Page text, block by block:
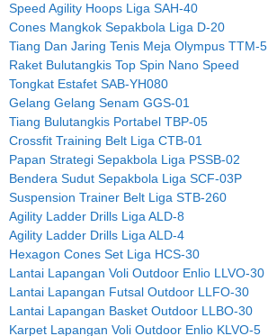
Speed Agility Hoops Liga SAH-40
Cones Mangkok Sepakbola Liga D-20
Tiang Dan Jaring Tenis Meja Olympus TTM-5
Raket Bulutangkis Top Spin Nano Speed
Tongkat Estafet SAB-YH080
Gelang Gelang Senam GGS-01
Tiang Bulutangkis Portabel TBP-05
Crossfit Training Belt Liga CTB-01
Papan Strategi Sepakbola Liga PSSB-02
Bendera Sudut Sepakbola Liga SCF-03P
Suspension Trainer Belt Liga STB-260
Agility Ladder Drills Liga ALD-8
Agility Ladder Drills Liga ALD-4
Hexagon Cones Set Liga HCS-30
Lantai Lapangan Voli Outdoor Enlio LLVO-30
Lantai Lapangan Futsal Outdoor LLFO-30
Lantai Lapangan Basket Outdoor LLBO-30
Karpet Lapangan Voli Outdoor Enlio KLVO-5